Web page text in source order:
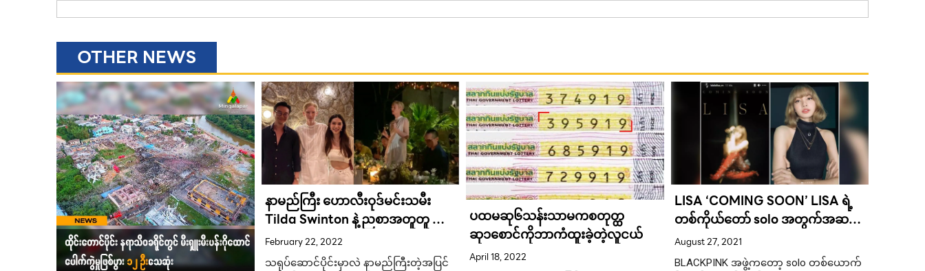
OTHER NEWS
နာမည်ကြီး ဟောလီးဝုဒ်မင်းသမီး
Tilda Swinton နဲ့ ညစာအတူတူ စား
ခဲ့တဲ့ ထိုင်းသရုပ်ဆောင် မင်းသမီး
Mew Nittha
February 22, 2022
သရုပ်ဆောင်ပိုင်းမှာလဲ နာမည်ကြီးတဲ့အပြင်
ပထမဆု၆သန်းသာမကစတုတ္ထ
ဆု၁စောင်ကိုဘာကံထူးခဲ့တဲ့လူငယ်
April 18, 2022
LISA ‘COMING SOON’ LISA ရဲ့
တစ်ကိုယ်တော် solo အတွက်အဆင့်
သင့်ဖြစ်နေပြီလား
August 27, 2021
BLACKPINK အဖွဲ့ကတော့ solo တစ်ယောက်